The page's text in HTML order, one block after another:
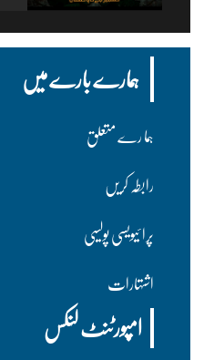
ہمارے بارے میں
ہما رے متعلق
رابطہ کریں
پرا ئیویسی پولسیی
اشتہارات
امپورٹنٹ لنکس